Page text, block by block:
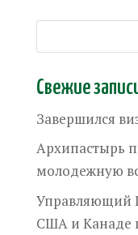
Свежие
Завершился
Архипастырь
молодежную
Управляющий
США и Канаде